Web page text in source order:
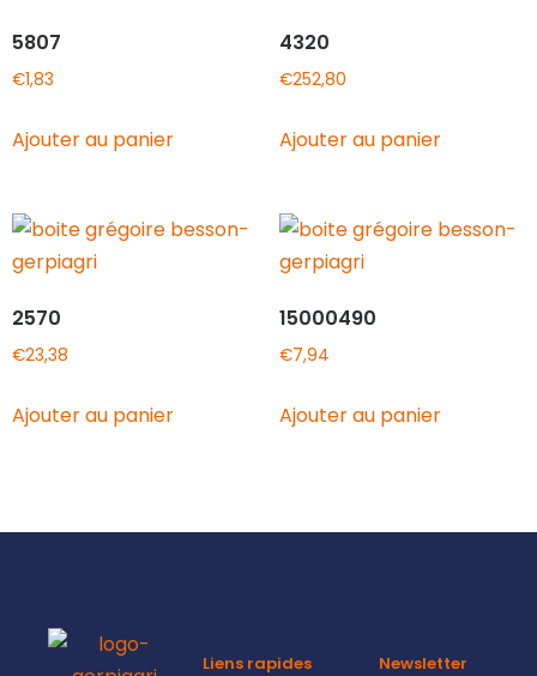
5807
€1,83
Ajouter au panier
4320
€252,80
Ajouter au panier
2570
€23,38
Ajouter au panier
15000490
€7,94
Ajouter au panier
Liens rapides Newsletter